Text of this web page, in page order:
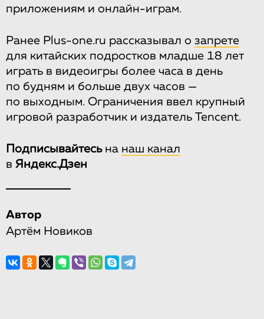
приложениям и онлайн-играм.
Ранее Plus-one.ru рассказывал о запрете
для китайских подростков младше 18 лет
играть в видеоигры более часа в день
по будням и больше двух часов —
по выходным. Ограничения ввел крупный
игровой разработчик и издатель Tencent.
Подписывайтесьна наш канал
в Яндекс.Дзен
Автор
Артём Новиков